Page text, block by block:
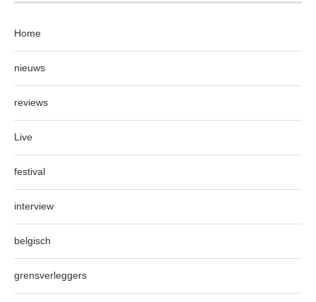
Home
nieuws
reviews
Live
festival
interview
belgisch
grensverleggers